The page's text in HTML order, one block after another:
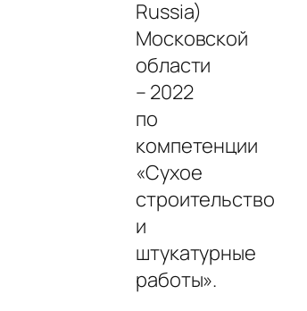
Russia)
Московской
области
– 2022
по
компетенции
«Сухое
строительство
и
штукатурные
работы».